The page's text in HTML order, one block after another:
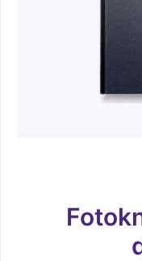
Funkční